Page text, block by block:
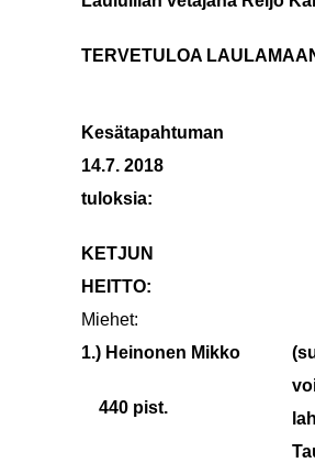
TERVETULOA
Kesätapahtuman
14.7. 2018
tuloksia:
KETJUN
HEITTO:
Miehet:
1.) Heinonen Mikko
440 pist.